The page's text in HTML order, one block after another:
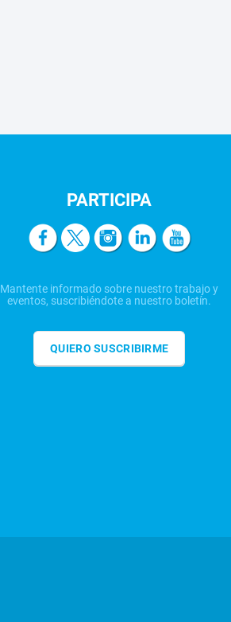
PARTICIPA
Mantente informado sobre nuestro trabajo y
eventos, suscribiéndote a nuestro boletín.
QUIERO SUSCRIBIRME